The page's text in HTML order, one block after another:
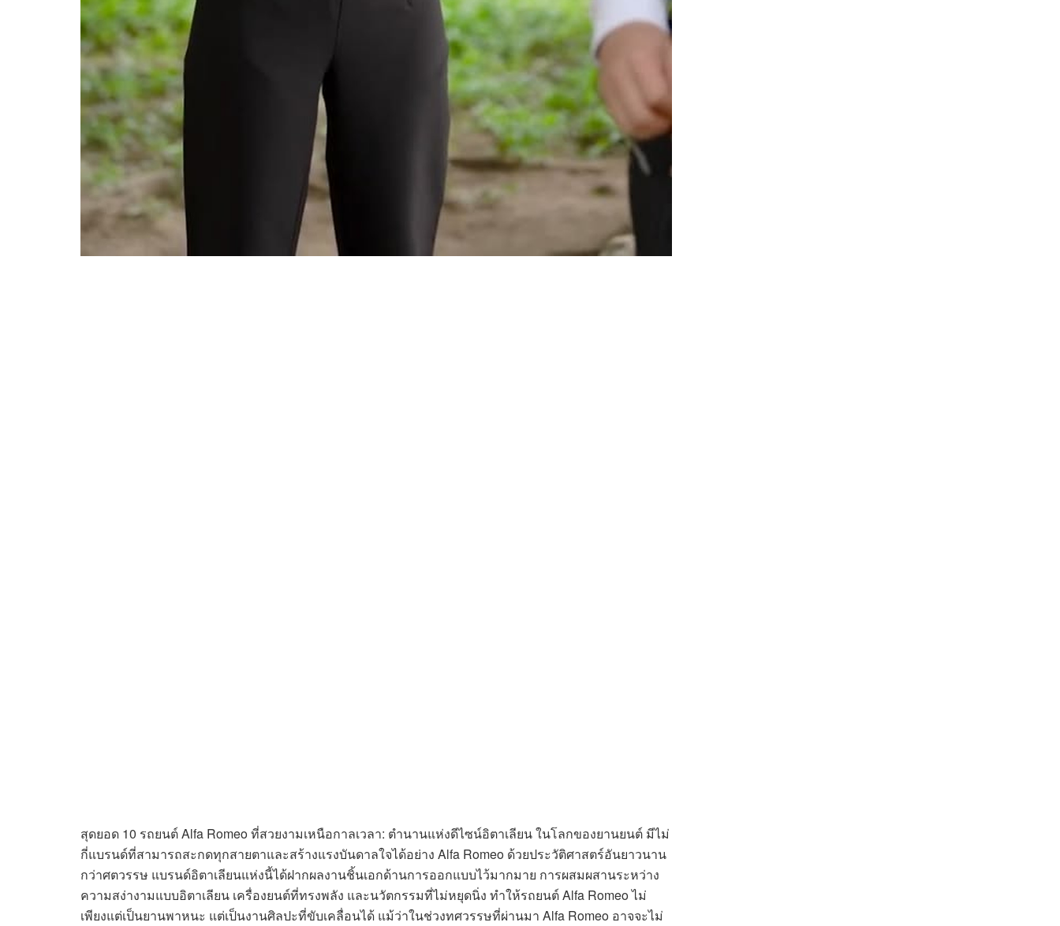
สุดยอด 10 รถยนต์ Alfa Romeo ที่สวยงามเหนือกาลเวลา: ตำนานแห่งดีไซน์อิตาเลียน ในโลกของยานยนต์ มีไม่
กี่แบรนด์ที่สามารถสะกดทุกสายตาและสร้างแรงบันดาลใจได้อย่าง Alfa Romeo ด้วยประวัติศาสตร์อันยาวนาน
กว่าศตวรรษ แบรนด์อิตาเลียนแห่งนี้ได้ฝากผลงานชิ้นเอกด้านการออกแบบไว้มากมาย การผสมผสานระหว่าง
ความสง่างามแบบอิตาเลียน เครื่องยนต์ที่ทรงพลัง และนวัตกรรมที่ไม่หยุดนิ่ง ทำให้รถยนต์ Alfa Romeo ไม่
เพียงแต่เป็นยานพาหนะ แต่เป็นงานศิลปะที่ขับเคลื่อนได้ แม้ว่าในช่วงทศวรรษที่ผ่านมา Alfa Romeo อาจจะไม่